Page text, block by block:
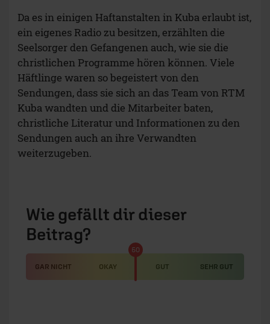
Da es in einigen Haftanstalten in Kuba erlaubt ist,
ein eigenes Radio zu besitzen, erzählten die
Seelsorger den Gefangenen auch, wie sie die
christlichen Programme hören können. Viele
Häftlinge waren so begeistert von den
Sendungen, dass sie sich an das Team von RTM
Kuba wandten und die Mitarbeiter baten,
christliche Literatur und Informationen zu den
Sendungen auch an ihre Verwandten
weiterzugeben.
Wie gefällt dir dieser
Beitrag?
GAR NICHT OKAY GUT SEHR GUT
50